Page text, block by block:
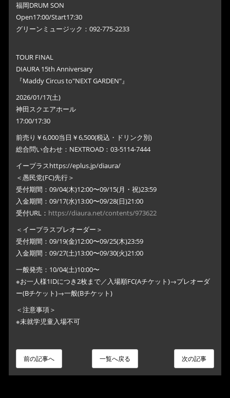
福岡DRUM SON
Open17:00/Start17:30
グリーンミュージック：092-775-2233
TOUR FINAL
DIAURA 15th Anniversary
『Maddy Circus to"NEXT GARDEN"』
2026/01/17(土)
神田スクエアホール
17:00/17:30
前売り￥6,000当日￥6,500(税込・ドリンク別)
総合問い合わせ：NEXTROAD：03-5114-7444
イープラスhttps://eplus.jp/diaura/
＜愚民党(FC)先行＞
受付期間：09/04(木)12:00〜09/15(月・祝)23:59
入金期間：09/17(水)13:00〜09/28(日)21:00
受付URL： https://diaura.net/contents/973622
＜イープラスプレオーダー＞
受付期間：09/19(金)12:00〜09/25(木)23:59
入金期間：09/27(土)13:00〜09/30(火)21:00
一般発売：10/04(土)10:00〜
※お一人様1IDにつき2枚まで／入場順FC(Aチケット)→プレオーダ
ー(Bチケット)→一般(Bチケット)
＜注意事項＞
※未就学児童入場不可
次の記事
一覧へ戻る
前の記事へ